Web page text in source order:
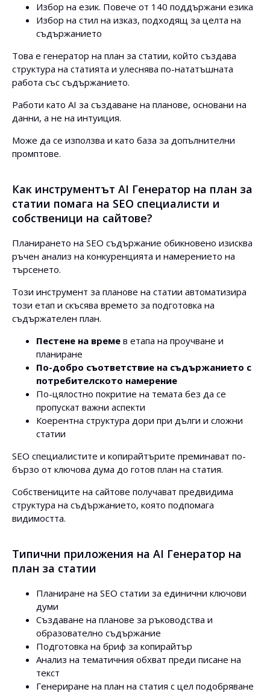
Избор на език. Повече от 140 поддържани езика
Избор на стил на изказ, подходящ за целта на
съдържанието
Това е генератор на план за статии, който създава
структура на статията и улеснява по-нататъшната
работа със съдържанието.
Работи като AI за създаване на планове, основани на
данни, а не на интуиция.
Може да се използва и като база за допълнителни
промптове.
Как инструментът AI Генератор на план за
статии помага на SEO специалисти и
собственици на сайтове?
Планирането на SEO съдържание обикновено изисква
ръчен анализ на конкуренцията и намерението на
търсенето.
Този инструмент за планове на статии автоматизира
този етап и скъсява времето за подготовка на
съдържателен план.
Пестене на време в етапа на проучване и
планиране
По-добро съответствие на съдържанието с
потребителското намерение
По-цялостно покритие на темата без да се
пропускат важни аспекти
Коерентна структура дори при дълги и сложни
статии
SEO специалистите и копирайтърите преминават по-
бързо от ключова дума до готов план на статия.
Собствениците на сайтове получават предвидима
структура на съдържанието, която подпомага
видимостта.
Типични приложения на AI Генератор на
план за статии
Планиране на SEO статии за единични ключови
думи
Създаване на планове за ръководства и
образователно съдържание
Подготовка на бриф за копирайтър
Анализ на тематичния обхват преди писане на
текст
Генериране на план на статия с цел подобряване